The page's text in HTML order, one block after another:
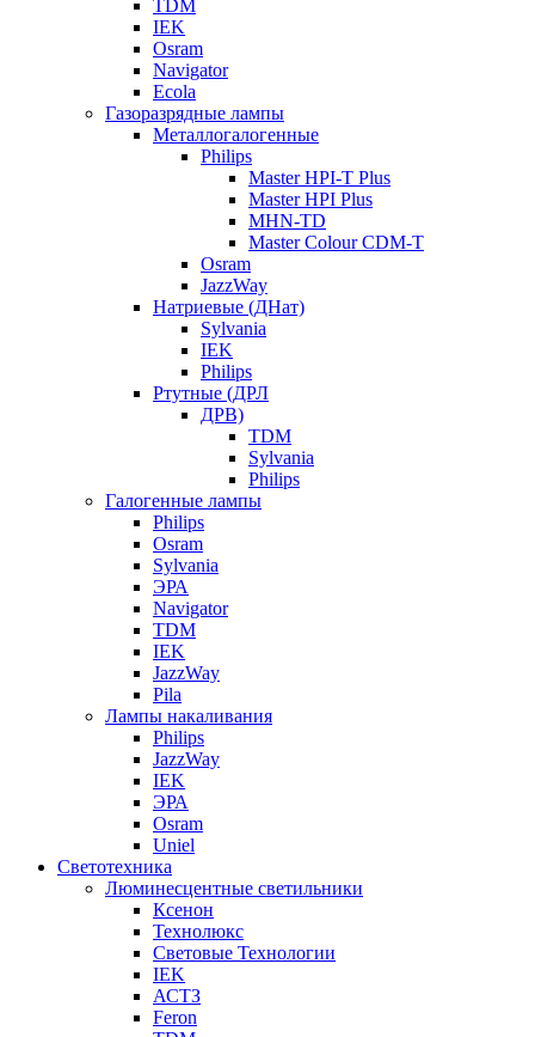
TDM
IEK
Osram
Navigator
Ecola
Газоразрядные лампы
Металлогалогенные
Philips
Master HPI-T Plus
Master HPI Plus
MHN-TD
Master Colour CDM-T
Osram
JazzWay
Натриевые (ДНат)
Sylvania
IEK
Philips
Ртутные (ДРЛ
ДРВ)
TDM
Sylvania
Philips
Галогенные лампы
Philips
Osram
Sylvania
ЭРА
Navigator
TDM
IEK
JazzWay
Pila
Лампы накаливания
Philips
JazzWay
IEK
ЭРА
Osram
Uniel
Светотехника
Люминесцентные светильники
Ксенон
Технолюкс
Световые Технологии
IEK
АСТЗ
Feron